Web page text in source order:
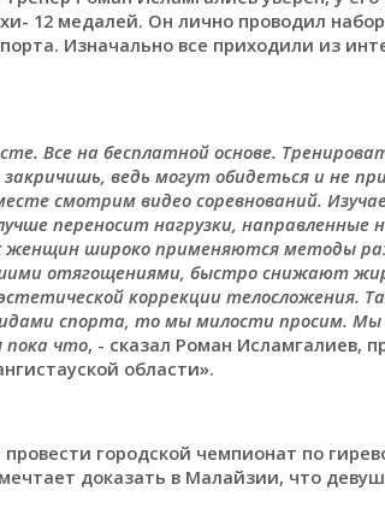
12 медалей. Он лично проводил
Изначально все приходили из
Все на бесплатной основе.
ведь могут обидеться и не
смотрим видео соревнований.
переносит нагрузки, направленные
женщин широко применяются методы
отягощениями, быстро снижают
коррекции телосложения.
спорта, то мы милости просим. Мы
пока что, - сказал Роман Исламгалиев,
области».
городской чемпионат по
доказать в Малайзии, что